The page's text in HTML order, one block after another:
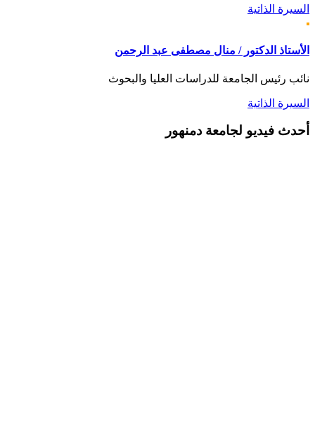
السيرة الذاتية
الأستاذ الدكتور / منال مصطفى عبد الرحمن
نائب رئيس الجامعة للدراسات العليا والبحوث
السيرة الذاتية
أحدث فيديو لجامعة دمنهور